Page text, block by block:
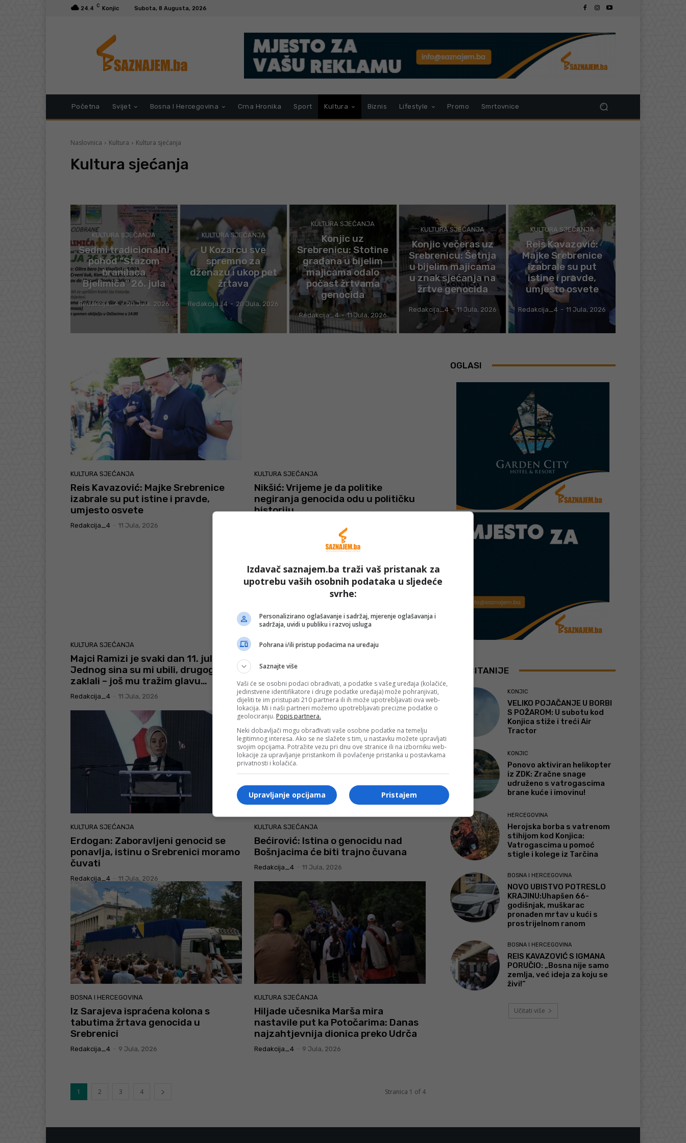
24.4 C Konjic Subota, 8 Augusta, 2026
Početna Svijet Bosna I Hercegovina Crna Hronika Sport Kultura Biznis Lifestyle Promo Smrtovnice
Naslovnica Kultura Kultura sjećanja
Kultura sjećanja
KULTURA SJEĆANJA
Sedmi tradicionalni
pohod “Stazom
branilaca
Bjelimića” 26. jula
Redakcija_4 - 20 Jula, 2026
KULTURA SJEĆANJA
U Kozarcu sve
spremno za
dženazu i ukop pet
žrtava
Redakcija_4 - 20 Jula, 2026
KULTURA SJEĆANJA
Konjic uz
Srebrenicu: Stotine
građana u bijelim
majicama odalo
počast žrtvama
genocida
Redakcija_4 - 11 Jula, 2026
KULTURA SJEĆANJA
Konjic večeras uz
Srebrenicu: Šetnja
u bijelim majicama
u znak sjećanja na
žrtve genocida
Redakcija_4 - 11 Jula, 2026
KULTURA SJEĆANJA
Reis Kavazović:
Majke Srebrenice
izabrale su put
istine i pravde,
umjesto osvete
Redakcija_4 - 11 Jula, 2026
KULTURA SJEĆANJA
Reis Kavazović: Majke Srebrenice
izabrale su put istine i pravde,
umjesto osvete
Redakcija_4 11 Jula, 2026
KULTURA SJEĆANJA
Nikšić: Vrijeme je da politike
negiranja genocida odu u političku
historiju
KULTURA SJEĆANJA
Majci Ramizi je svaki dan 11. juli:
Jednog sina su mi ubili, drugog su
zaklali – još mu tražim glavu…
Redakcija_4 11 Jula, 2026
KULTURA SJEĆANJA
Srebrenici bio je zločin protiv
čovječnosti, uz Bosnu i Hercegovinu
ostajemo nepokolebljivo
Redakcija_4 - 11 Jula, 2026
KULTURA SJEĆANJA
Erdogan: Zaboravljeni genocid se
ponavlja, istinu o Srebrenici moramo
čuvati
Redakcija_4 11 Jula, 2026
KULTURA SJEĆANJA
Bećirović: Istina o genocidu nad
Bošnjacima će biti trajno čuvana
Redakcija_4 11 Jula, 2026
BOSNA I HERCEGOVINA
Iz Sarajeva ispraćena kolona s
tabutima žrtava genocida u
Srebrenici
Redakcija_4 9 Jula, 2026
KULTURA SJEĆANJA
Hiljade učesnika Marša mira
nastavile put ka Potočarima: Danas
najzahtjevnija dionica preko Udrča
Redakcija_4 9 Jula, 2026
1 2 3 4 Stranica 1 of 4
OGLASI
NAJČITANIJE
KONJIC
VELIKO POJAČANJE U BORBI
S POŽAROM: U subotu kod
Konjica stiže i treći Air
Tractor
KONJIC
Ponovo aktiviran helikopter
iz ZDK: Zračne snage
udruženo s vatrogascima
brane kuće i imovinu!
HERCEGOVINA
Herojska borba s vatrenom
stihijom kod Konjica:
Vatrogascima u pomoć
stigle i kolege iz Tarčina
BOSNA I HERCEGOVINA
NOVO UBISTVO POTRESLO
KRAJINU:Uhapšen 66-
godišnjak, muškarac
pronađen mrtav u kući s
prostrijelnom ranom
BOSNA I HERCEGOVINA
REIS KAVAZOVIĆ S IGMANA
PORUČIO: „Bosna nije samo
zemlja, već ideja za koju se
živi!“
Učitati više
Izdavač saznajem.ba traži vaš pristanak za
upotrebu vaših osobnih podataka u sljedeće
svrhe:
Personalizirano oglašavanje i sadržaj, mjerenje oglašavanja i
sadržaja, uvidi u publiku i razvoj usluga
Pohrana i/ili pristup podacima na uređaju
Saznajte više
Vaši će se osobni podaci obrađivati, a podatke s vašeg uređaja (kolačiće,
jedinstvene identifikatore i druge podatke uređaja) može pohranjivati,
dijeliti te im pristupati 210 partnera ili ih može upotrebljavati ova web-
lokacija. Mi i naši partneri možemo upotrebljavati precizne podatke o
geolociranju. Popis partnera.
Neki dobavljači mogu obrađivati vaše osobne podatke na temelju
legitimnog interesa. Ako se ne slažete s tim, u nastavku možete upravljati
svojim opcijama. Potražite vezu pri dnu ove stranice ili na izborniku web-
lokacije za upravljanje pristankom ili povlačenje pristanka u postavkama
privatnosti i kolačića.
Pristajem
Upravljanje opcijama